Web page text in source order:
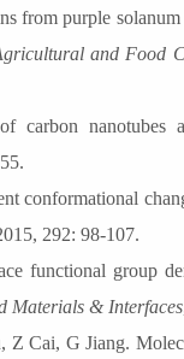
from purple
gricultural and Food
carbon nanotubes
conformational
292: 98-107.
functional group
Materials & Interfaces
Cai, G Jiang.